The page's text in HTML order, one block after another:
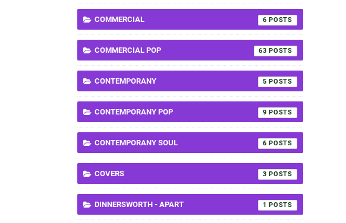
COMMERCIAL 6
COMMERCIAL POP 63
CONTEMPORANY 5
CONTEMPORANY POP 9
CONTEMPORANY SOUL 6
COVERS 3
DINNERSWORTH - APART 1